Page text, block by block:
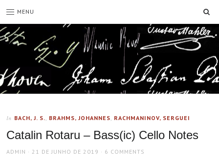
MENU
In BACH, J. S., BRAHMS, JOHANNES, RACHMANINOV, SERGUEI
Catalin Rotaru – Bass(ic) Cello Notes
AUTHOR
ADMIN
POSTED
21 DE JUNHO DE 2019 6 COMMENTS